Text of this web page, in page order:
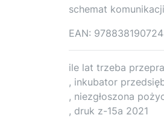
schemat
EAN:
ile lat trzeba
, inkubator
, niezgłoszona
, druk z-15a 2021